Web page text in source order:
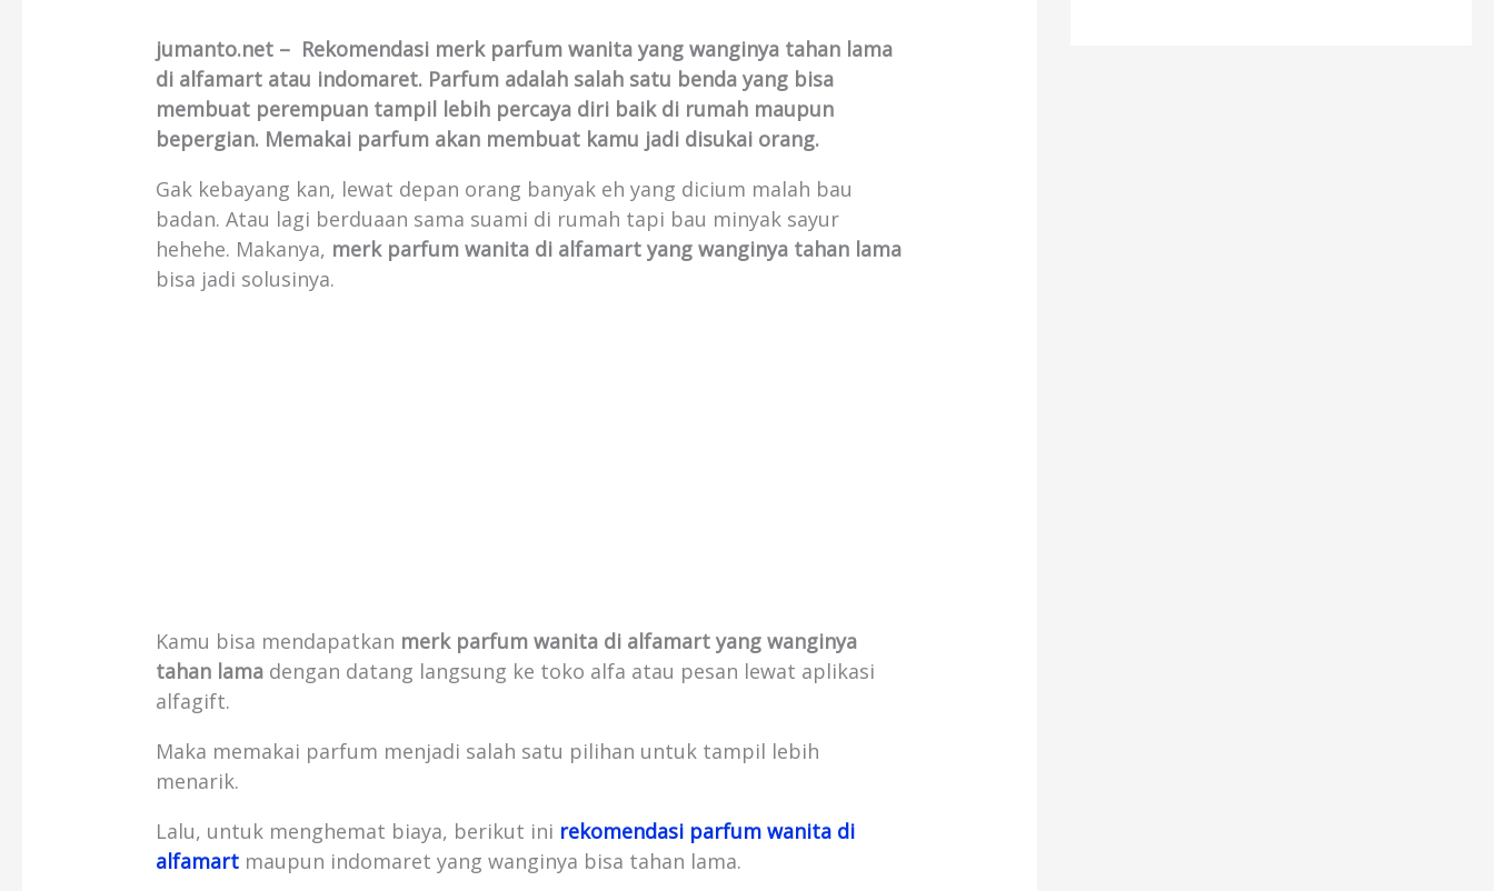
jumanto.net – Rekomendasi merk parfum wanita yang wanginya tahan lama
di alfamart atau indomaret. Parfum adalah salah satu benda yang bisa
membuat perempuan tampil lebih percaya diri baik di rumah maupun
bepergian. Memakai parfum akan membuat kamu jadi disukai orang.
Gak kebayang kan, lewat depan orang banyak eh yang dicium malah bau
badan. Atau lagi berduaan sama suami di rumah tapi bau minyak sayur
hehehe. Makanya, merk parfum wanita di alfamart yang wanginya tahan lama
bisa jadi solusinya.
Kamu bisa mendapatkan merk parfum wanita di alfamart yang wanginya
tahan lama dengan datang langsung ke toko alfa atau pesan lewat aplikasi
alfagift.
Maka memakai parfum menjadi salah satu pilihan untuk tampil lebih
menarik.
Lalu, untuk menghemat biaya, berikut ini rekomendasi parfum wanita di
alfamart maupun indomaret yang wanginya bisa tahan lama.